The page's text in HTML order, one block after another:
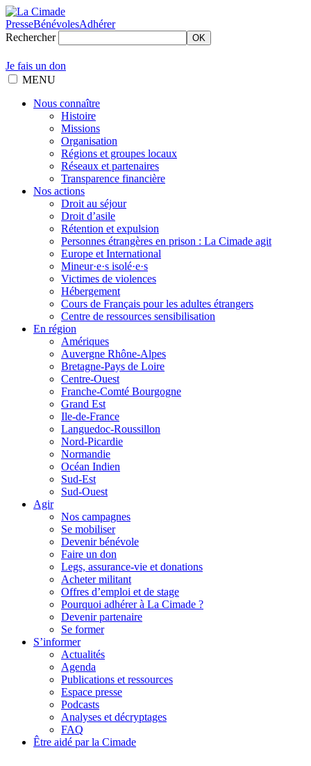
PresseBénévolesAdhérer
Rechercher
OK
Je fais un don
MENU
Nous connaître
Histoire
Missions
Organisation
Régions et groupes locaux
Réseaux et partenaires
Transparence financière
Nos actions
Droit au séjour
Droit d’asile
Rétention et expulsion
Personnes étrangères en prison : La Cimade agit
Europe et International
Mineur·e·s isolé·e·s
Victimes de violences
Hébergement
Cours de Français pour les adultes étrangers
Centre de ressources sensibilisation
En région
Amériques
Auvergne Rhône-Alpes
Bretagne-Pays de Loire
Centre-Ouest
Franche-Comté Bourgogne
Grand Est
Ile-de-France
Languedoc-Roussillon
Nord-Picardie
Normandie
Océan Indien
Sud-Est
Sud-Ouest
Agir
Nos campagnes
Se mobiliser
Devenir bénévole
Faire un don
Legs, assurance-vie et donations
Acheter militant
Offres d’emploi et de stage
Pourquoi adhérer à La Cimade ?
Devenir partenaire
Se former
S’informer
Actualités
Agenda
Publications et ressources
Espace presse
Podcasts
Analyses et décryptages
FAQ
Être aidé par la Cimade